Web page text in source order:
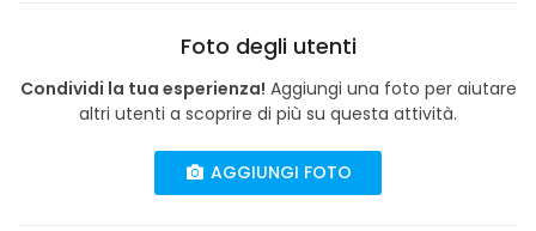
Foto degli utenti
Condividi la tua esperienza! Aggiungi una foto per aiutare
altri utenti a scoprire di più su questa attività.
AGGIUNGI FOTO